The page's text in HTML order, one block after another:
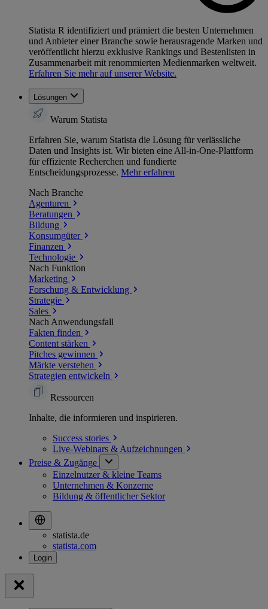
Statista R identifiziert und prämiert die besten Unternehmen
und Anbieter einer Branche sowie herausragende Marken und
veröffentlicht hierzu exklusive Rankings und Bestenlisten in
Zusammenarbeit mit renommierten Medienmarken weltweit.
Erfahren Sie mehr auf unserer Website.
Lösungen
Warum Statista
Erfahren Sie, warum Statista die Lösung für verlässliche
Daten und Insights ist. Wir bieten eine All-in-One-Plattform
für effiziente Recherchen und fundierte
Entscheidungsprozesse. Mehr erfahren
Nach Branche
Agenturen
Beratungen
Bildung
Konsumgüter
Finanzen
Technologie
Nach Funktion
Marketing
Forschung & Entwicklung
Strategie
Sales
Nach Anwendungsfall
Fakten finden
Content stärken
Pitches gewinnen
Märkte verstehen
Strategien entwickeln
Ressourcen
Inhalte, die informieren und inspirieren.
Success stories
Live-Webinars & Aufzeichnungen
Preise & Zugänge
Einzelnutzer & kleine Teams
Unternehmen & Konzerne
Bildung & öffentlicher Sektor
statista.de
statista.com